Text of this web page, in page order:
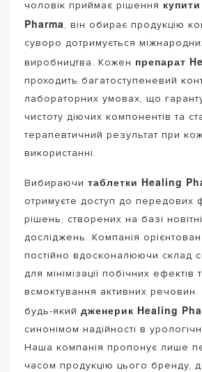
чоловік приймає рішення
Pharma, він обирає продукцію
суворо дотримується
виробництва. Кожен препарат
проходить багатоступеневий
лабораторних умовах, що
чистоту діючих компонентів та
терапевтичний результат при
використанні.
Вибираючи таблетки Healing
отримуєте доступ до передових
рішень, створених на базі
досліджень. Компанія
постійно вдосконалюючи склад
для мінімізації побічних
всмоктування активних речовин.
будь-який дженерик Healing
синонімом надійності в
Наша компанія пропонує лише
часом продукцію цього бренду,